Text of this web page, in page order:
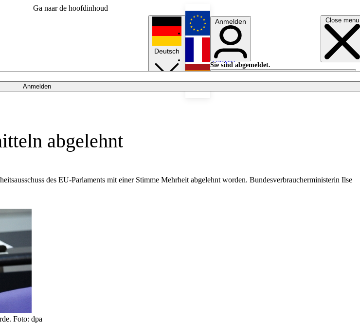
Ga naar de hoofdinhoud
Close menu
Anmelden
Deutsch
English
Français
Anmelden
Sie sind abgemeldet.
Anmelden
Licht aus
abgelehnt
des EU-Parlaments mit einer Stimme Mehrheit abgelehnt worden. Bundesverbraucherministerin Ilse
Foto: dpa